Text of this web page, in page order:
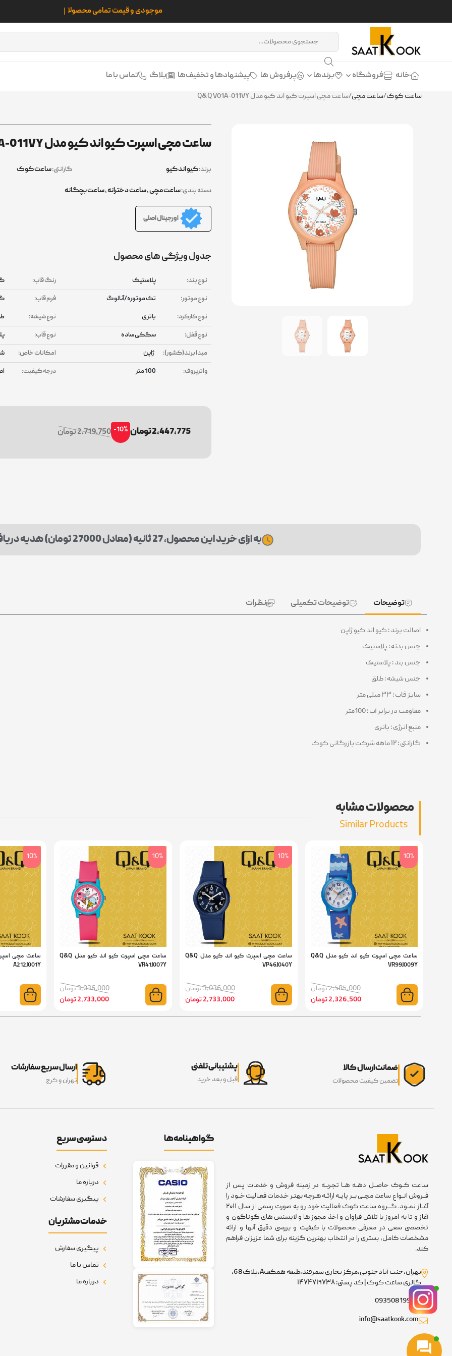
خانه فروشگاه برندها پرفروش ها پیشنهادها و تخفیف‌ها بلاگ تماس با ما
ساعت کوک/ساعت مچی/ساعت مچی اسپرت کیو اند کیو مدل Q&Q V01A-011VY
ساعت مچی اسپرت کیو اند کیو مدل Q&Q V01A-011VY
برند:کیو اند کیو گارانتی:ساعت کوک
دسته بندی:ساعت مچی,ساعت دخترانه,ساعت بچگانه
اورجینال اصلی
جدول ویژگی های محصول
نوع بند: پلاستیک رنگ قاب:
نوع موتور:
تک موتوره/آنالوگ فرم قاب:
نوع کارکرد:
باتری نوع شیشه:
نوع قفل:
سگکی ساده نوع قاب:
مبدا برند(کشور):
ژاپن امکانات خاص:
واترپروف:
100 متر درجه کیفیت:
2,447,775 تومان -10% 2,719,750 تومان
به ازای خرید این محصول، 27 ثانیه (معادل 27000 تومان) هدیه دریافت میکنید.
توضیحات توضیحات تکمیلی نظرات
اصالت برند : کیو اند کیو ژاپن
جنس بدنه : پلاستیک
جنس بند : پلاستیک
جنس شیشه : طلق
سایز قاب : ۳۳ میلی متر
مقاومت در برابر آب : 100متر
منبع انرژی : باتری
گارانتی : ۱۲ ماهه شرکت بازرگانی کوک
محصولات مشابه
Similar Products
10%
ساعت مچی اسپرت کیو اند کیو مدل Q&Q
VR99J009Y
2,585,000 تومان
2,326,500 تومان
10%
ساعت مچی اسپرت کیو اند کیو مدل Q&Q
VP46J040Y
3,036,000 تومان
2,733,000 تومان
10%
ساعت مچی اسپرت کیو اند کیو مدل Q&Q
VR41J007Y
3,036,000 تومان
2,733,000 تومان
10%
A212J001Y
ضمانت ارسال کالا
تضمین کیفیت محصولات
پشتیبانی تلفنی
قبل و بعد خرید
ارسال سریع سفارشات
تهران و کرج
ساعت کــوک حاصــل دهــه هــا تجربــه در زمینه فروش و خدمات پـس از
فــروش انــواع ساعت مچــی بــر پایــه ارائــه هـرچـه بهتـر خـدمات فعـالیت خــود را
آغــاز نمــود. گـــروه ساعت کوک فعالیت خود رو به صورت رسمی از سال ۲۰۱۱
آغاز و تا به امروز با تلاش فراوان و اخذ مجوز ها و لایسنس های گوناگون و
تخصصی سعی در معرفی محصولات با کیفیت و بررسی دقیق آنها و ارائه
مشخصات کامل، بستری را در انتخاب بهترین گزینه برای شما عزیزان فراهم
کند.
تهران،جنت آبادجنوبی،مرکز تجاری سمرقند،طبقه همکفA،پلاک68،
گالری ساعت کوک | کد پستی: ۱۴۷۴۷۱۹۷۳۸
09350819918
info@saatkook.com
گواهینامه‌ها دسترسی سریع
قوانین و مقررات
درباره ما
پیگیری سفارشات
خدمات مشتریان
پیگیری سفارش
تماس با ما
درباره ما